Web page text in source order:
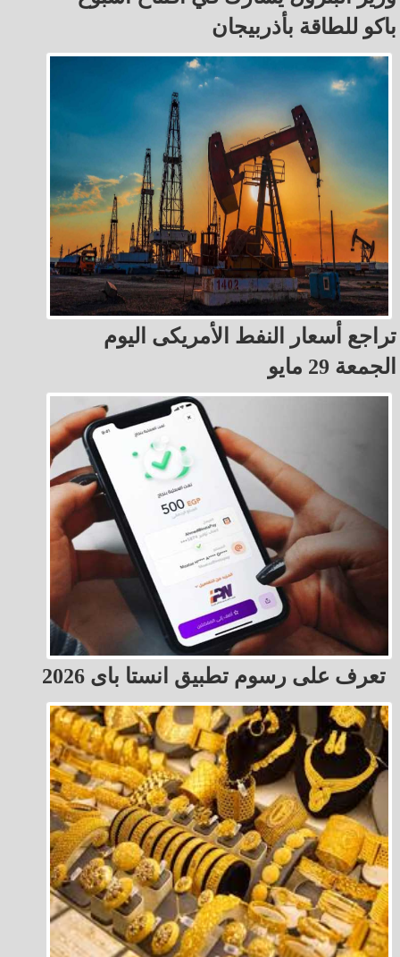
باكو للطاقة بأذربيجان
تراجع أسعار النفط الأمريكى اليوم
الجمعة 29 مايو
تعرف على رسوم تطبيق انستا باى 2026